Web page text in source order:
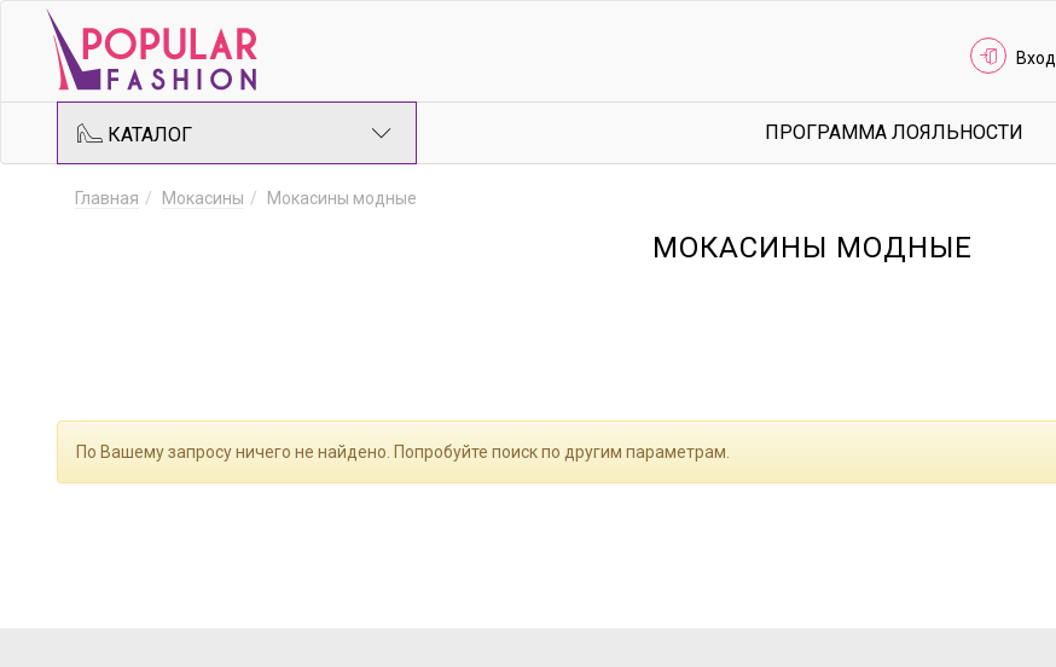
Вход
КАТАЛОГ ПРОГРАММА ЛОЯЛЬНОСТИ
Главная Мокасины Мокасины модные
МОКАСИНЫ МОДНЫЕ
По Вашему запросу ничего не найдено. Попробуйте поиск по другим параметрам.